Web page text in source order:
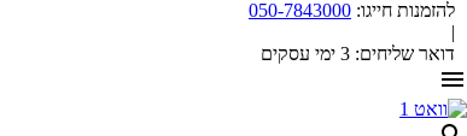
להזמנות חייגו: 050-7843000
|
דואר שליחים: 3 ימי עסקים